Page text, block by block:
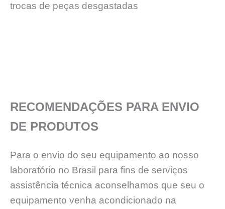
trocas de peças desgastadas
RECOMENDAÇÕES PARA ENVIO
DE PRODUTOS
Para o envio do seu equipamento ao nosso
laboratório no Brasil para fins de serviços
assistência técnica aconselhamos que seu o
equipamento venha acondicionado na